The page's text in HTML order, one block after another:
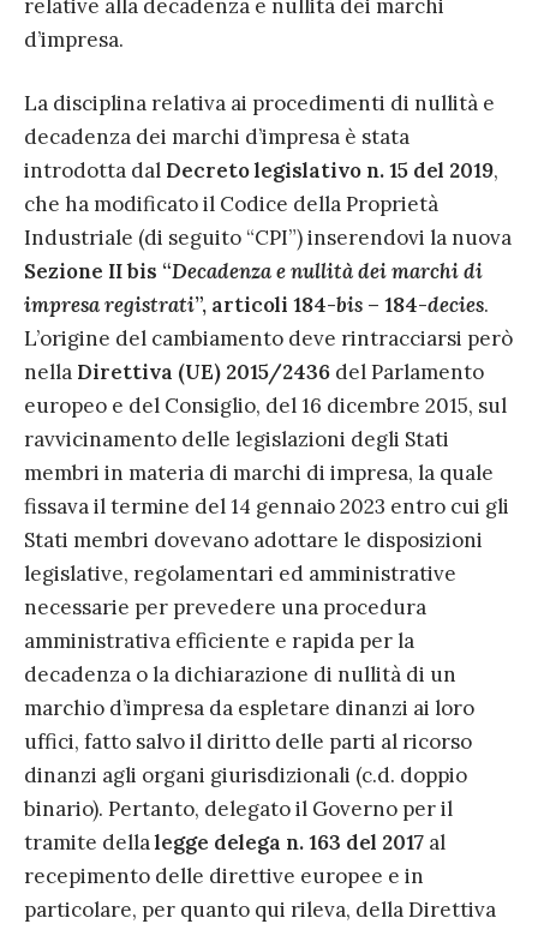
relative alla decadenza e nullità dei marchi
d’impresa.
La disciplina relativa ai procedimenti di nullità e
decadenza dei marchi d’impresa è stata
introdotta dal Decreto legislativo n. 15 del 2019,
che ha modificato il Codice della Proprietà
Industriale (di seguito “CPI”) inserendovi la nuova
Sezione II bis “Decadenza e nullità dei marchi di
impresa registrati”, articoli 184-bis – 184-decies.
L’origine del cambiamento deve rintracciarsi però
nella Direttiva (UE) 2015/2436 del Parlamento
europeo e del Consiglio, del 16 dicembre 2015, sul
ravvicinamento delle legislazioni degli Stati
membri in materia di marchi di impresa, la quale
fissava il termine del 14 gennaio 2023 entro cui gli
Stati membri dovevano adottare le disposizioni
legislative, regolamentari ed amministrative
necessarie per prevedere una procedura
amministrativa efficiente e rapida per la
decadenza o la dichiarazione di nullità di un
marchio d’impresa da espletare dinanzi ai loro
uffici, fatto salvo il diritto delle parti al ricorso
dinanzi agli organi giurisdizionali (c.d. doppio
binario). Pertanto, delegato il Governo per il
tramite dellalegge delega n. 163 del 2017 al
recepimento delle direttive europee e in
particolare, per quanto qui rileva, della Direttiva